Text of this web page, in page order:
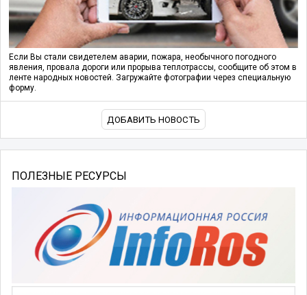
Если Вы стали свидетелем аварии, пожара, необычного погодного
явления, провала дороги или прорыва теплотрассы, сообщите об этом в
ленте народных новостей. Загружайте фотографии через специальную
форму.
ДОБАВИТЬ НОВОСТЬ
ПОЛЕЗНЫЕ РЕСУРСЫ